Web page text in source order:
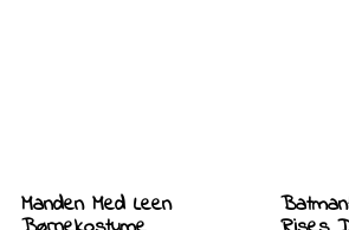
Manden Med Leen